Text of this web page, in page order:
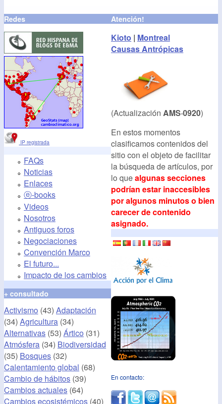
Redes
IP registrada
FAQs
Noticias
Enlaces
ⓔ-books
Videos
Nosotros
Antiguos foros
Negociaciones
Convención Marco
El futuro...
Impacto de los cambios
+ consultado
Activismo (43) Adaptación
(34) Agricultura (34)
Alternativas (53) Ártico (31)
Atmósfera (34) Biodiversidad
(35) Bosques (32)
Calentamiento global (68)
Cambio de hábitos (39)
Cambios actuales (64)
Cambios ecosistémicos (40)
Atención!
Kioto | Montreal
Causas Antrópicas
(Actualización AMS·0920)
En estos momentos
clasificamos contenidos del
sitio con el objeto de facilitar
la búsqueda de artículos, por
lo quealgunas secciones
podrían estar inaccesibles
por algunos minutos o bien
carecer de contenido
asignado.
En contacto: